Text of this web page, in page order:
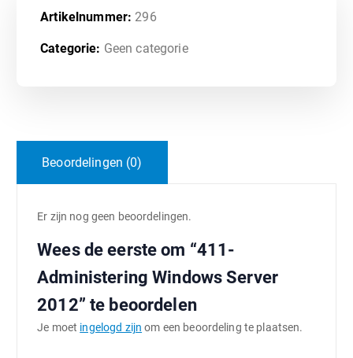
Artikelnummer: 296
Categorie: Geen categorie
Beoordelingen (0)
Er zijn nog geen beoordelingen.
Wees de eerste om “411-
Administering Windows Server
2012” te beoordelen
Je moet ingelogd zijn om een beoordeling te plaatsen.